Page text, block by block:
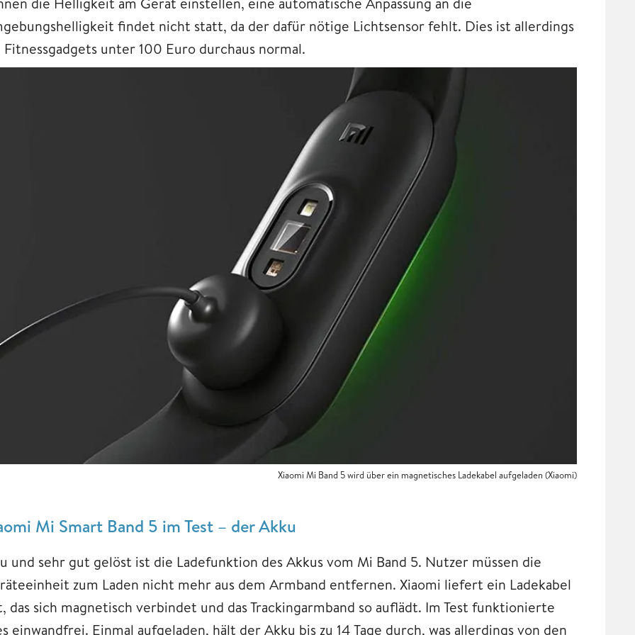
findet nicht statt, da der dafür nötige Lichtsensor fehlt. Dies ist allerdings
Fitnessgadgets unter 100 Euro durchaus normal.
Xiaomi Mi Band 5 wird über ein magnetisches Ladekabel aufgeladen (Xiaomi)
Mi Smart Band 5 im Test – der Akku
und sehr gut gelöst ist die Ladefunktion des Akkus vom Mi Band 5. Nutzer müssen die
zum Laden nicht mehr aus dem Armband entfernen. Xiaomi liefert ein Ladekabel
das sich magnetisch verbindet und das Trackingarmband so auflädt. Im Test funktionierte
einwandfrei. Einmal aufgeladen, hält der Akku bis zu 14 Tage durch, was allerdings von den